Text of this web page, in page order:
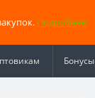
Подробнее
Бонусы